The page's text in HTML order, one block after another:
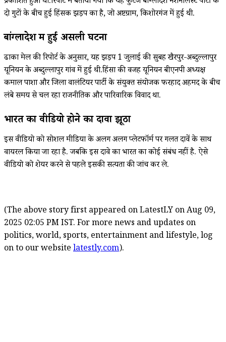
दो गुटों के बीच हुई हिंसक झड़प का है, जो अष्टग्राम, किशोरगंज में हुई थी.
बांग्लादेश में हुई असली घटना
ढाका मेल की रिपोर्ट के अनुसार, यह झड़प 1 जुलाई की सुबह खैरपुर-अब्दुल्लापुर
यूनियन के अब्दुल्लापुर गांव में हुई थी.हिंसा की वजह यूनियन बीएनपी अध्यक्ष
कमाल पाशा और जिला वालंटियर पार्टी के संयुक्त संयोजक फरहाद अहमद के बीच
लंबे समय से चल रहा राजनीतिक और पारिवारिक विवाद था.
भारत का वीडियो होने का दावा झूठा
इस वीडियो को सोशल मीडिया के अलग अलग प्लेटफॉर्म पर गलत दावें के साथ
वायरल किया जा रहा है. जबकि इस दावे का भारत का कोई संबंध नहीं है. ऐसे
वीडियो को शेयर करने से पहले इसकी सत्यता की जांच कर ले.
(The above story first appeared on LatestLY on Aug 09,
2025 02:05 PM IST. For more news and updates on
politics, world, sports, entertainment and lifestyle, log
on to our website latestly.com).